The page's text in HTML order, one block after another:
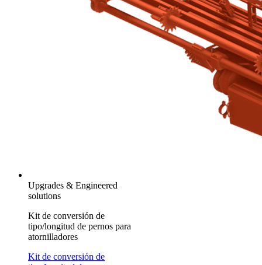
Upgrades & Engineered
solutions
Kit de conversión de
tipo/longitud de pernos para
atornilladores
Kit de conversión de